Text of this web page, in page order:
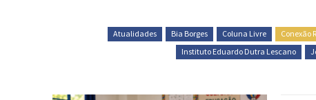
Atualidades Bia Borges Coluna Livre Conexão
Instituto Eduardo Dutra Lescano